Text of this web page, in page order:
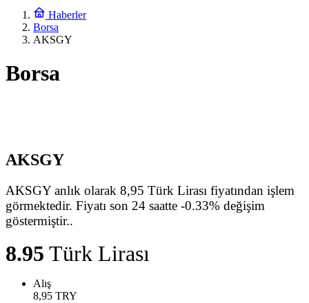
Haberler
Borsa
AKSGY
Borsa
AKSGY
AKSGY anlık olarak 8,95 Türk Lirası fiyatından işlem
görmektedir. Fiyatı son 24 saatte -0.33% değişim
göstermiştir..
8.95 Türk Lirası
Alış
8,95 TRY